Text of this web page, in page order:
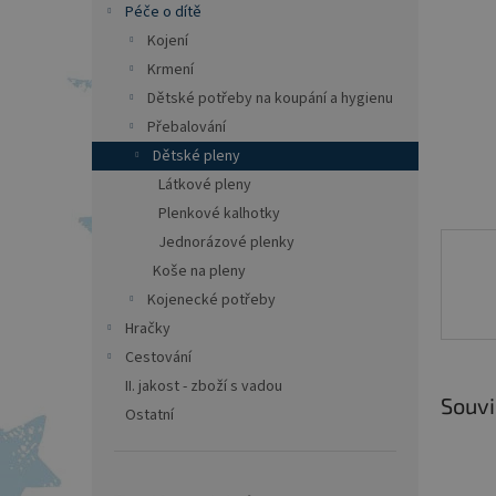
Péče o dítě
Kojení
Krmení
Dětské potřeby na koupání a hygienu
Přebalování
Dětské pleny
Látkové pleny
Plenkové kalhotky
Jednorázové plenky
Koše na pleny
Kojenecké potřeby
Hračky
Cestování
II. jakost - zboží s vadou
Ostatní